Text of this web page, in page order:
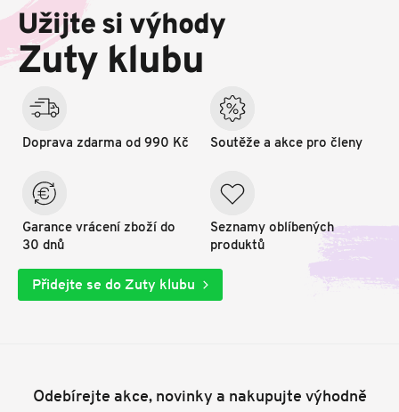
a
í
Užijte si výhody
Zuty klubu
Doprava zdarma od 990 Kč
Garance vrácení zboží do
30 dnů
Soutěže a akce pro členy
Seznamy oblíbených
produktů
Přidejte se do Zuty klubu
Odebírejte akce, novinky a nakupujte výhodně